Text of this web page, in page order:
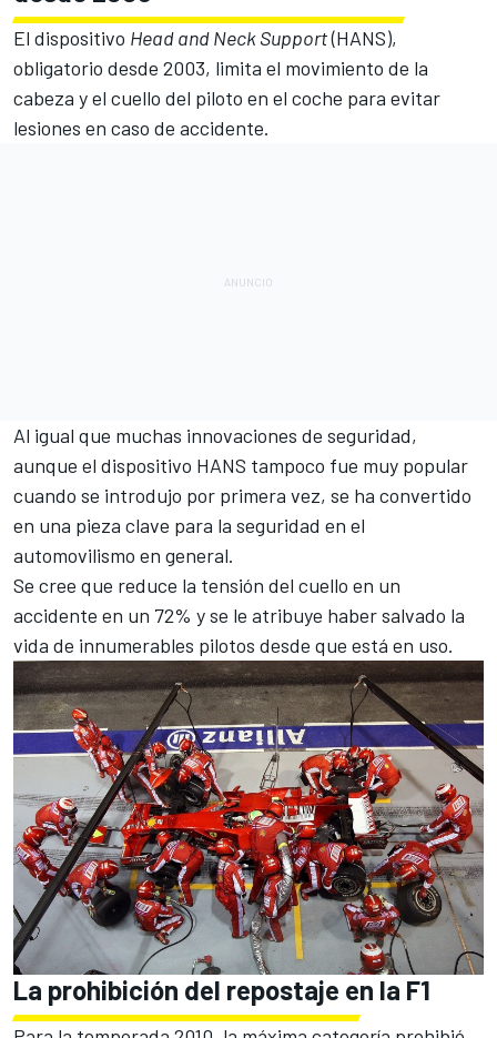
El dispositivo Head and Neck Support(HANS),
obligatorio desde 2003, limita el movimiento de la
cabeza y el cuello del piloto en el coche para evitar
lesiones en caso de accidente.
Al igual que muchas innovaciones de seguridad,
aunque el dispositivo HANS tampoco fue muy popular
cuando se introdujo por primera vez, se ha convertido
en una pieza clave para la seguridad en el
automovilismo en general.
Se cree que reduce la tensión del cuello en un
accidente en un 72% y se le atribuye haber salvado la
vida de innumerables pilotos desde que está en uso.
La prohibición del repostaje en la F1